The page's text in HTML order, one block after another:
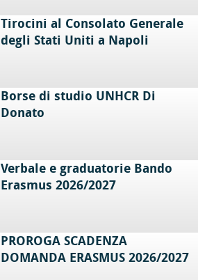
Tirocini al Consolato Generale
degli Stati Uniti a Napoli
Borse di studio UNHCR Di
Donato
Verbale e graduatorie Bando
Erasmus 2026/2027
PROROGA SCADENZA
DOMANDA ERASMUS 2026/2027